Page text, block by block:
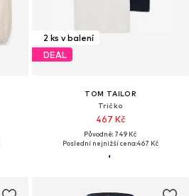
2 ks v balení
DEAL
TOM TAILOR
Tričko
467 Kč
Původně: 749 Kč
Poslední nejnižší cena:467 Kč